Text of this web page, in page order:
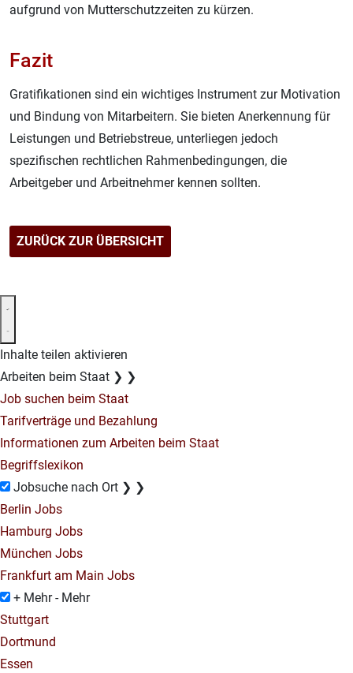
aufgrund von Mutterschutzzeiten zu kürzen.
Fazit
Gratifikationen sind ein wichtiges Instrument zur Motivation
und Bindung von Mitarbeitern. Sie bieten Anerkennung für
Leistungen und Betriebstreue, unterliegen jedoch
spezifischen rechtlichen Rahmenbedingungen, die
Arbeitgeber und Arbeitnehmer kennen sollten.
ZURÜCK ZUR ÜBERSICHT
Inhalte teilen aktivieren
Arbeiten beim Staat ❯ ❯
Job suchen beim Staat
Tarifverträge und Bezahlung
Informationen zum Arbeiten beim Staat
Begriffslexikon
Jobsuche nach Ort ❯ ❯
Berlin Jobs
Hamburg Jobs
München Jobs
Frankfurt am Main Jobs
+ Mehr - Mehr
Stuttgart
Dortmund
Essen